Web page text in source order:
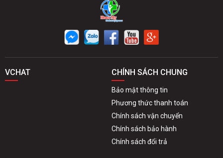
VCHAT CHÍNH SÁCH CHUNG
Bảo mật thông tin
Phương thức thanh toán
Chính sách vận chuyển
Chính sách bảo hành
Chính sách đổi trả